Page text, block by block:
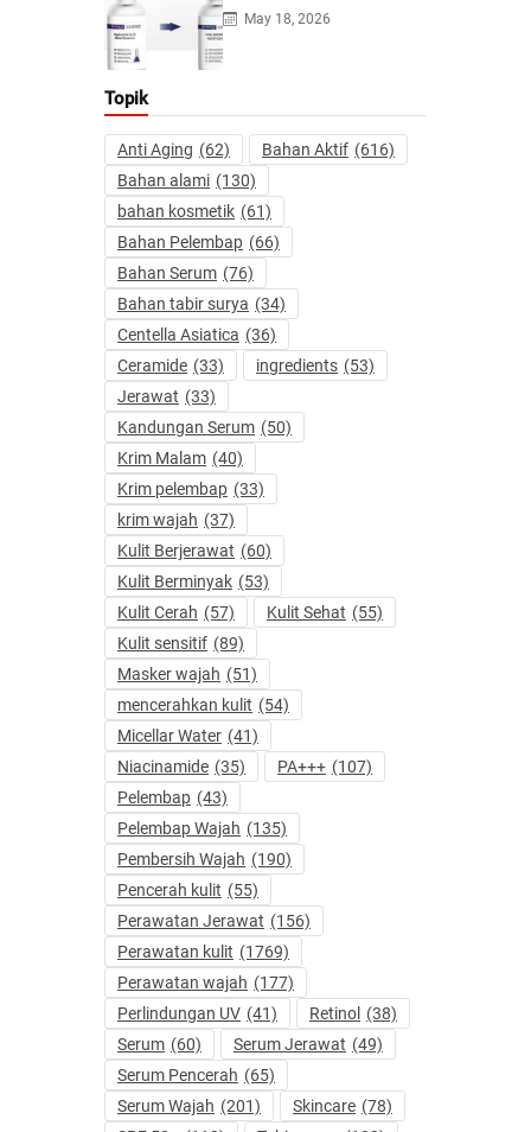
May 18, 2026
Topik
Anti Aging (62) Bahan Aktif (616)
Bahan alami (130)
bahan kosmetik (61)
Bahan Pelembap (66)
Bahan Serum (76)
Bahan tabir surya (34)
Centella Asiatica (36)
Ceramide (33) ingredients (53)
Jerawat (33)
Kandungan Serum (50)
Krim Malam (40)
Krim pelembap (33)
krim wajah (37)
Kulit Berjerawat (60)
Kulit Berminyak (53)
Kulit Cerah (57) Kulit Sehat (55)
Kulit sensitif (89)
Masker wajah (51)
mencerahkan kulit (54)
Micellar Water (41)
Niacinamide (35) PA+++ (107)
Pelembap (43)
Pelembap Wajah (135)
Pembersih Wajah (190)
Pencerah kulit (55)
Perawatan Jerawat (156)
Perawatan kulit (1769)
Perawatan wajah (177)
Perlindungan UV (41) Retinol (38)
Serum (60) Serum Jerawat (49)
Serum Pencerah (65)
Serum Wajah (201) Skincare (78)